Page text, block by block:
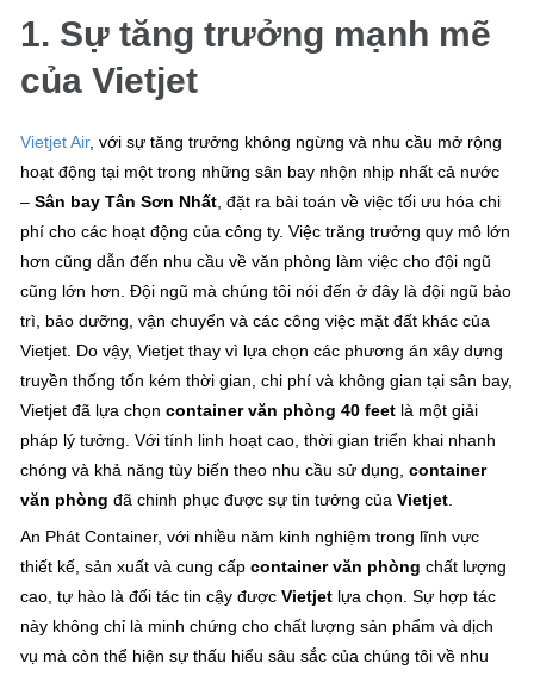
1. Sự tăng trưởng mạnh mẽ
của Vietjet
Vietjet Air, với sự tăng trưởng không ngừng và nhu cầu mở rộng
hoạt động tại một trong những sân bay nhộn nhịp nhất cả nước
–Sân bay Tân Sơn Nhất , đặt ra bài toán về việc tối ưu hóa chi
phí cho các hoạt động của công ty. Việc trăng trưởng quy mô lớn
hơn cũng dẫn đến nhu cầu về văn phòng làm việc cho đội ngũ
cũng lớn hơn. Đội ngũ mà chúng tôi nói đến ở đây là đội ngũ bảo
trì, bảo dưỡng, vận chuyển và các công việc mặt đất khác của
Vietjet. Do vậy, Vietjet thay vì lựa chọn các phương án xây dựng
truyền thống tốn kém thời gian, chi phí và không gian tại sân bay,
Vietjet đã lựa chọncontainer văn phòng 40 feet là một giải
pháp lý tưởng. Với tính linh hoạt cao, thời gian triển khai nhanh
chóng và khả năng tùy biến theo nhu cầu sử dụng,container
văn phòng đã chinh phục được sự tin tưởng củaVietjet
An Phát Container, với nhiều năm kinh nghiệm trong lĩnh vực
thiết kế, sản xuất và cung cấpcontainer văn phòng chất lượng
cao, tự hào là đối tác tin cậy đượcVietjet lựa chọn. Sự hợp tác
này không chỉ là minh chứng cho chất lượng sản phẩm và dịch
vụ mà còn thể hiện sự thấu hiểu sâu sắc của chúng tôi về nhu